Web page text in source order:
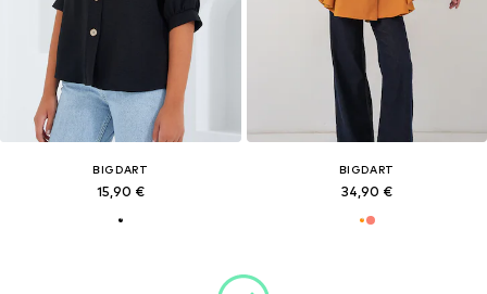
BIGDART
15,90 €
BIGDART
34,90 €